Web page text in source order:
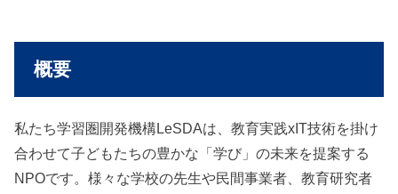
概要
私たち学習圏開発機構LeSDAは、教育実践xIT技術を掛け
合わせて子どもたちの豊かな「学び」の未来を提案する
NPOです。様々な学校の先生や民間事業者、教育研究者